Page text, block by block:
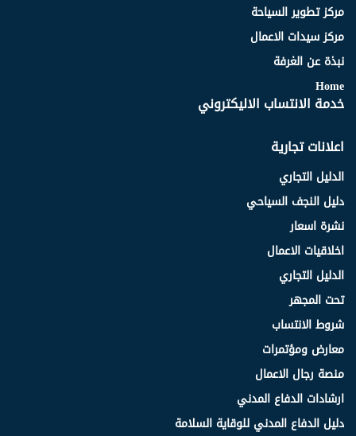
مركز تطوير السياحة
مركز سيدات الاعمال
نبذة عن الغرفة
Home
خدمة الانتساب الاليكتروني
اعلانات تجارية
الدليل التجاري
دليل النجف السياحي
نشرة اسعار
اخلاقيات الاعمال
الدليل التجاري
تحت المجهر
شروط الانتساب
معارض ومؤتمرات
منصة رجال الاعمال
ارشادات الدفاع المدني
دليل الدفاع المدني للوقاية السلامة